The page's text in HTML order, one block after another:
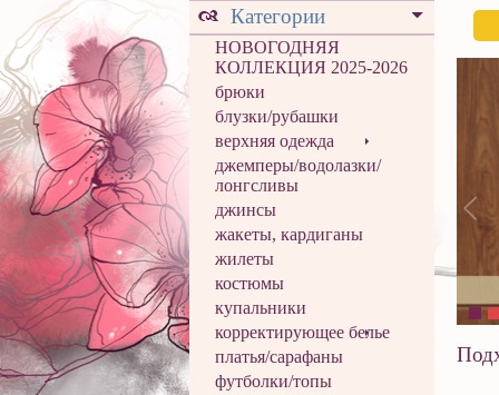
Категории
НОВОГОДНЯЯ
КОЛЛЕКЦИЯ 2025-2026
брюки
блузки/рубашки
верхняя одежда
джемперы/водолазки/
лонгсливы
джинсы
жакеты, кардиганы
жилеты
костюмы
купальники
корректирующее белье
платья/сарафаны
футболки/топы